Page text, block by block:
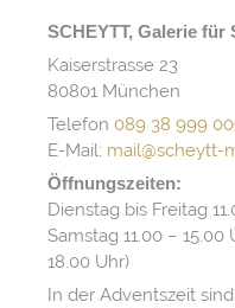
SCHEYTT, Galerie
Kaiserstrasse 23
80801 München
Telefon 089 38 999
E-Mail: mail@scheytt-
Öffnungszeiten:
Dienstag bis Freitag
Samstag 11.00 –
18.00 Uhr)
In der Adventszeit